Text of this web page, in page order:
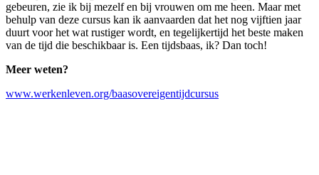
gebeuren, zie ik bij mezelf en bij vrouwen om me heen. Maar met
behulp van deze cursus kan ik aanvaarden dat het nog vijftien jaar
duurt voor het wat rustiger wordt, en tegelijkertijd het beste maken
van de tijd die beschikbaar is. Een tijdsbaas, ik? Dan toch!
Meer weten?
www.werkenleven.org/baasovereigentijdcursus